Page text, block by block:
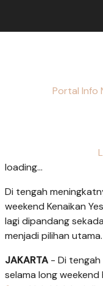
Portal Info
loading...
Di tengah
weekend Kenaikan
lagi dipandang
menjadi pilihan
JAKARTA - Di
selama long weekend